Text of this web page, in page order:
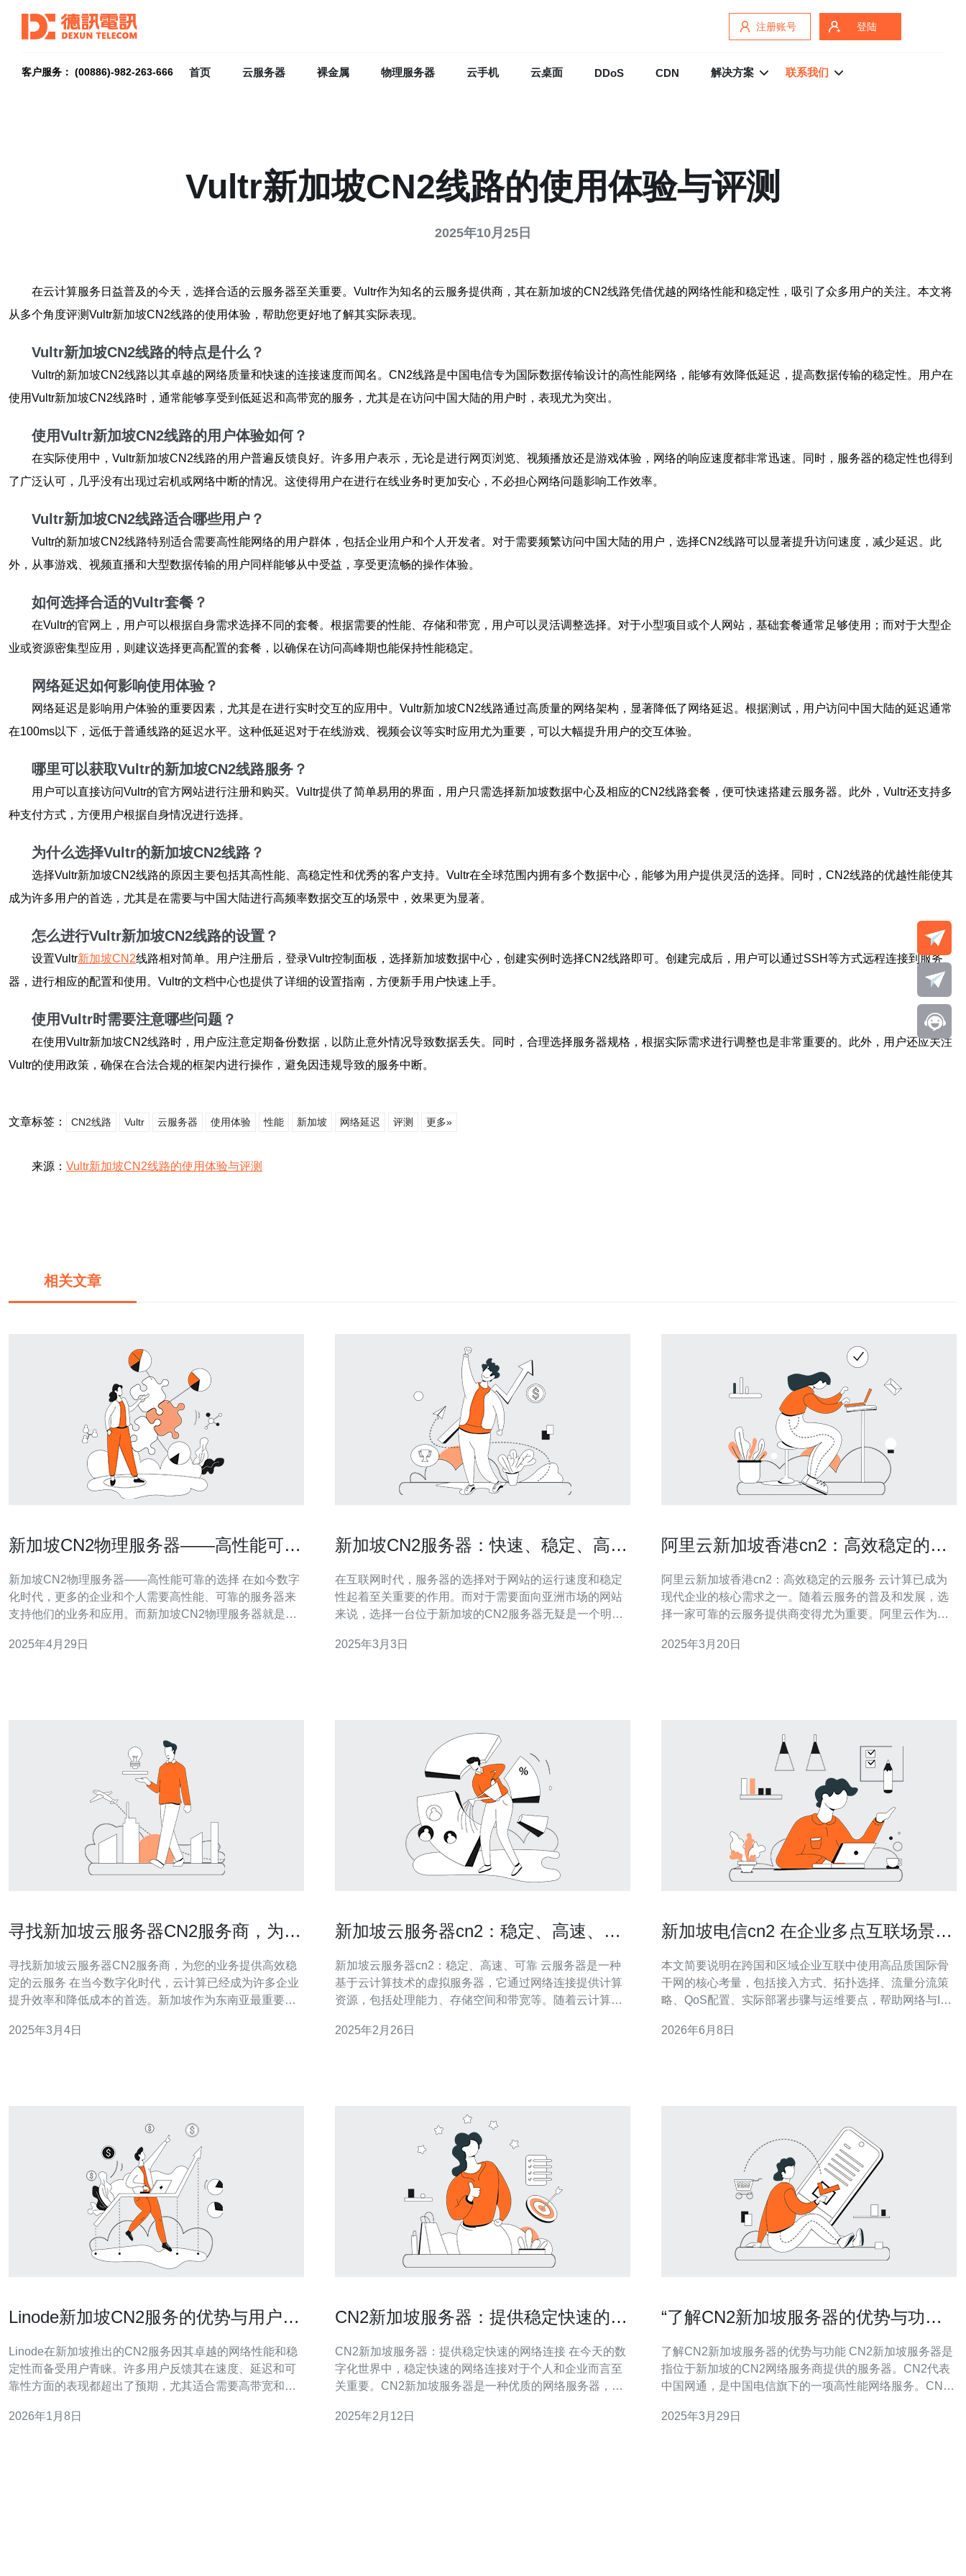
注册账号 登陆
客户服务： (00886)-982-263-666 首页 云服务器 裸金属 物理服务器 云手机 云桌面 DDoS CDN 解决方案 联系我们
Vultr新加坡CN2线路的使用体验与评测
2025年10月25日
在云计算服务日益普及的今天，选择合适的云服务器至关重要。Vultr作为知名的云服务提供商，其在新加坡的CN2线路凭借优越的网络性能和稳定性，吸引了众多用户的关注。本文将
从多个角度评测Vultr新加坡CN2线路的使用体验，帮助您更好地了解其实际表现。
Vultr新加坡CN2线路的特点是什么？
Vultr的新加坡CN2线路以其卓越的网络质量和快速的连接速度而闻名。CN2线路是中国电信专为国际数据传输设计的高性能网络，能够有效降低延迟，提高数据传输的稳定性。用户在
使用Vultr新加坡CN2线路时，通常能够享受到低延迟和高带宽的服务，尤其是在访问中国大陆的用户时，表现尤为突出。
使用Vultr新加坡CN2线路的用户体验如何？
在实际使用中，Vultr新加坡CN2线路的用户普遍反馈良好。许多用户表示，无论是进行网页浏览、视频播放还是游戏体验，网络的响应速度都非常迅速。同时，服务器的稳定性也得到
了广泛认可，几乎没有出现过宕机或网络中断的情况。这使得用户在进行在线业务时更加安心，不必担心网络问题影响工作效率。
Vultr新加坡CN2线路适合哪些用户？
Vultr的新加坡CN2线路特别适合需要高性能网络的用户群体，包括企业用户和个人开发者。对于需要频繁访问中国大陆的用户，选择CN2线路可以显著提升访问速度，减少延迟。此
外，从事游戏、视频直播和大型数据传输的用户同样能够从中受益，享受更流畅的操作体验。
如何选择合适的Vultr套餐？
在Vultr的官网上，用户可以根据自身需求选择不同的套餐。根据需要的性能、存储和带宽，用户可以灵活调整选择。对于小型项目或个人网站，基础套餐通常足够使用；而对于大型企
业或资源密集型应用，则建议选择更高配置的套餐，以确保在访问高峰期也能保持性能稳定。
网络延迟如何影响使用体验？
网络延迟是影响用户体验的重要因素，尤其是在进行实时交互的应用中。Vultr新加坡CN2线路通过高质量的网络架构，显著降低了网络延迟。根据测试，用户访问中国大陆的延迟通常
在100ms以下，远低于普通线路的延迟水平。这种低延迟对于在线游戏、视频会议等实时应用尤为重要，可以大幅提升用户的交互体验。
哪里可以获取Vultr的新加坡CN2线路服务？
用户可以直接访问Vultr的官方网站进行注册和购买。Vultr提供了简单易用的界面，用户只需选择新加坡数据中心及相应的CN2线路套餐，便可快速搭建云服务器。此外，Vultr还支持多
种支付方式，方便用户根据自身情况进行选择。
为什么选择Vultr的新加坡CN2线路？
选择Vultr新加坡CN2线路的原因主要包括其高性能、高稳定性和优秀的客户支持。Vultr在全球范围内拥有多个数据中心，能够为用户提供灵活的选择。同时，CN2线路的优越性能使其
成为许多用户的首选，尤其是在需要与中国大陆进行高频率数据交互的场景中，效果更为显著。
怎么进行Vultr新加坡CN2线路的设置？
设置Vultr新加坡CN2线路相对简单。用户注册后，登录Vultr控制面板，选择新加坡数据中心，创建实例时选择CN2线路即可。创建完成后，用户可以通过SSH等方式远程连接到服务
器，进行相应的配置和使用。Vultr的文档中心也提供了详细的设置指南，方便新手用户快速上手。
使用Vultr时需要注意哪些问题？
在使用Vultr新加坡CN2线路时，用户应注意定期备份数据，以防止意外情况导致数据丢失。同时，合理选择服务器规格，根据实际需求进行调整也是非常重要的。此外，用户还应关注
Vultr的使用政策，确保在合法合规的框架内进行操作，避免因违规导致的服务中断。
文章标签： CN2线路 Vultr 云服务器 使用体验 性能 新加坡 网络延迟 评测 更多»
来源： Vultr新加坡CN2线路的使用体验与评测
相关文章
新加坡CN2物理服务器——高性能可靠
新加坡CN2物理服务器——高性能可靠的选择 在如今数字
化时代，更多的企业和个人需要高性能、可靠的服务器来
支持他们的业务和应用。而新加坡CN2物理服务器就是这
对高质量服务的需求。 新加坡CN2物理服务器采用了最新
2025年4月29日
新加坡CN2服务器：快速、稳定、高效
在互联网时代，服务器的选择对于网站的运行速度和稳定
性起着至关重要的作用。而对于需要面向亚洲市场的网站
来说，选择一台位于新加坡的CN2服务器无疑是一个明智
络设施和优质的网络连接，使得CN2服务器在快速、稳定
2025年3月3日
阿里云新加坡香港cn2：高效稳定的云
阿里云新加坡香港cn2：高效稳定的云服务 云计算已成为
现代企业的核心需求之一。随着云服务的普及和发展，选
择一家可靠的云服务提供商变得尤为重要。阿里云作为中
可。本文将重点介绍阿里云在新加坡和香港的cn2服务，它
2025年3月20日
寻找新加坡云服务器CN2服务商，为您
寻找新加坡云服务器CN2服务商，为您的业务提供高效稳
定的云服务 在当今数字化时代，云计算已经成为许多企业
提升效率和降低成本的首选。新加坡作为东南亚最重要的
接，成为云服务器托管的理想选择。而选择CN2服务商，
2025年3月4日
新加坡云服务器cn2：稳定、高速、可
新加坡云服务器cn2：稳定、高速、可靠 云服务器是一种
基于云计算技术的虚拟服务器，它通过网络连接提供计算
资源，包括处理能力、存储空间和带宽等。随着云计算的
新加坡作为亚洲的科技中心之一，其云服务器市场也日益
2025年2月26日
新加坡电信cn2 在企业多点互联场景下
本文简要说明在跨国和区域企业互联中使用高品质国际骨
干网的核心考量，包括接入方式、拓扑选择、流量分流策
略、QoS配置、实际部署步骤与运维要点，帮助网络与IT
CN2，与普通互联网传输有什么区别？ CN2是指面向企业
2026年6月8日
Linode新加坡CN2服务的优势与用户反
Linode在新加坡推出的CN2服务因其卓越的网络性能和稳
定性而备受用户青睐。许多用户反馈其在速度、延迟和可
靠性方面的表现都超出了预期，尤其适合需要高带宽和低
CN2服务的优势，并推荐德讯电讯作为一个值得信赖的网
2026年1月8日
CN2新加坡服务器：提供稳定快速的网
CN2新加坡服务器：提供稳定快速的网络连接 在今天的数
字化世界中，稳定快速的网络连接对于个人和企业而言至
关重要。CN2新加坡服务器是一种优质的网络服务器，为
加坡服务器是一种基于中国电信网络（CN2）的服务器，
2025年2月12日
“了解CN2新加坡服务器的优势与功
了解CN2新加坡服务器的优势与功能 CN2新加坡服务器是
指位于新加坡的CN2网络服务商提供的服务器。CN2代表
中国网通，是中国电信旗下的一项高性能网络服务。CN2
和个人选择的首选服务器。 1. 低延迟：CN2新加坡服务器
2025年3月29日